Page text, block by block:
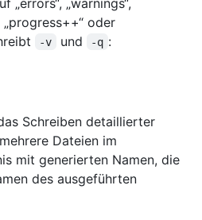
„progress++“ oder
-v und -q :
Schreiben detaillierter
Dateien im
mit generierten Namen, die
des ausgeführten